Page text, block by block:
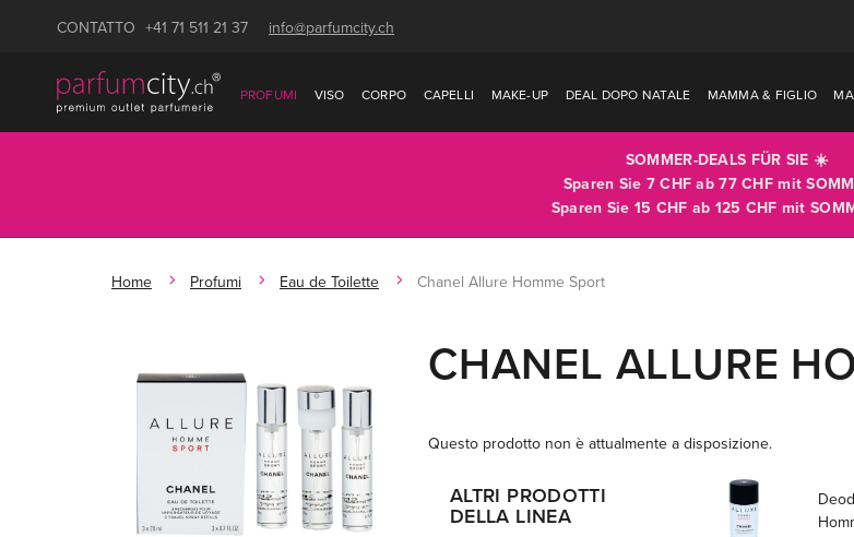
CONTATTO +41 71 511 21 37 info@parfumcity.ch
PROFUMI VISO CORPO CAPELLI MAKE-UP DEAL DOPO NATALE MAMMA & FIGLIO
SOMMER-DEALS FÜR SIE ☀️
Sparen Sie 7 CHF ab 77 CHF mit
Sparen Sie 15 CHF ab 125 CHF mit
Home Profumi Eau de Toilette Chanel Allure Homme Sport
CHANEL ALLURE
Questo prodotto non è attualmente a disposizione.
ALTRI PRODOTTI
DELLA LINEA